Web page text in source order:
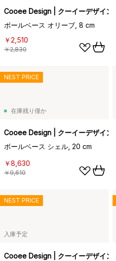
Cooee Design | クーイーデザイン
ボールベース オリーブ, 8 cm
￥2,510
￥2,830
在庫残り僅か
Cooee Design | クーイーデザイン
ボールベース シェル, 20 cm
￥8,630
￥9,610
NEST PRICE
入庫予定
Cooee Design | クーイーデザイン
NEST PRICE